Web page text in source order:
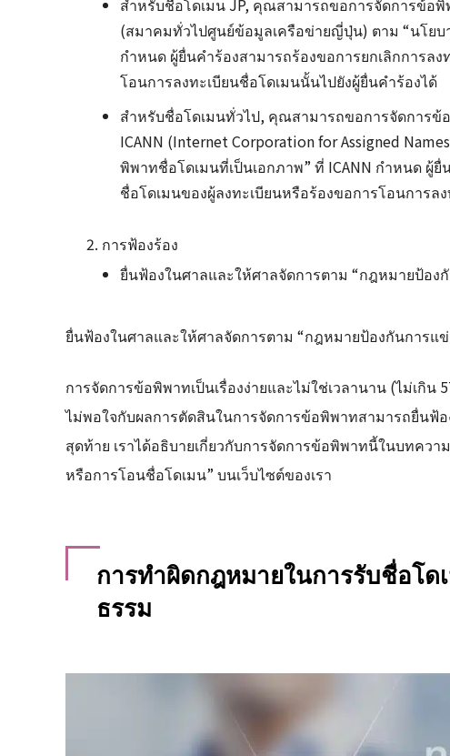
สำหรับชื่อโดเมน JP, คุณสามารถขอการจัดการข้อ
(สมาคมทั่วไปศูนย์ข้อมูลเครือข่ายญี่ปุ่น) ตาม “นโยบ
กำหนด ผู้ยื่นคำร้องสามารถร้องขอการยกเลิกการล
โอนการลงทะเบียนชื่อโดเมนนั้นไปยังผู้ยื่นคำร้องได้
สำหรับชื่อโดเมนทั่วไป, คุณสามารถขอการจัดการข้
ICANN (Internet Corporation for Assigned
พิพาทชื่อโดเมนที่เป็นเอกภาพ” ที่ ICANN กำหนด ผู้
ชื่อโดเมนของผู้ลงทะเบียนหรือร้องขอการโอนการล
การฟ้องร้อง
ยื่นฟ้องในศาลและให้ศาลจัดการตาม “กฎหมายป้อง
ยื่นฟ้องในศาลและให้ศาลจัดการตาม “กฎหมายป้องกันการแ
การจัดการข้อพิพาทเป็นเรื่องง่ายและไม่ใช่เวลานาน (ไม่เกิ
ไม่พอใจกับผลการตัดสินในการจัดการข้อพิพาทสามารถยื่นฟ้
สุดท้าย เราได้อธิบายเกี่ยวกับการจัดการข้อพิพาทนี้ในบทควา
หรือการโอนชื่อโดเมน” บนเว็บไซต์ของเรา
การทำผิดกฎหมายในการรับชื่อโ
ธรรม